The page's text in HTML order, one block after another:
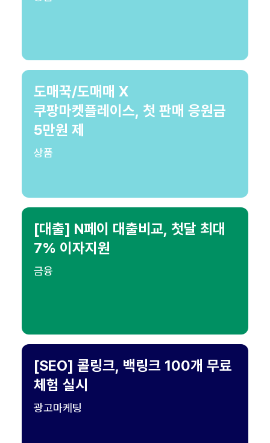
도매꾹/도매매 X
쿠팡마켓플레이스, 첫 판매 응원금
5만원 제
상품
[대출] N페이 대출비교, 첫달 최대
7% 이자지원
금융
[SEO] 콜링크, 백링크 100개 무료
체험 실시
광고마케팅